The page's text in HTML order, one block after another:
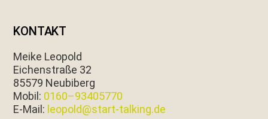
KONTAKT
Meike Leopold
Eichen­straße 32
85579 Neubiberg
Mobil: 0160–93405770
E‑Mail: leopold@start-talking.de